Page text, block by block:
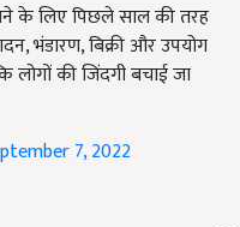
के लिए पिछले साल की तरह
भंडारण, बिक्री और उपयोग
लोगों की जिंदगी बचाई जा
7, 2022